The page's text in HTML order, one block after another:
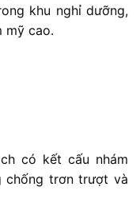
khu nghỉ dưỡng,
mỹ cao.
có kết cấu nhám
chống trơn trượt và